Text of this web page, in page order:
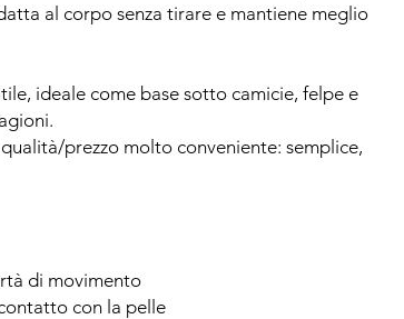
al corpo senza tirare e mantiene meglio
ideale come base sotto camicie, felpe e
prezzo molto conveniente: semplice,
di movimento
con la pelle